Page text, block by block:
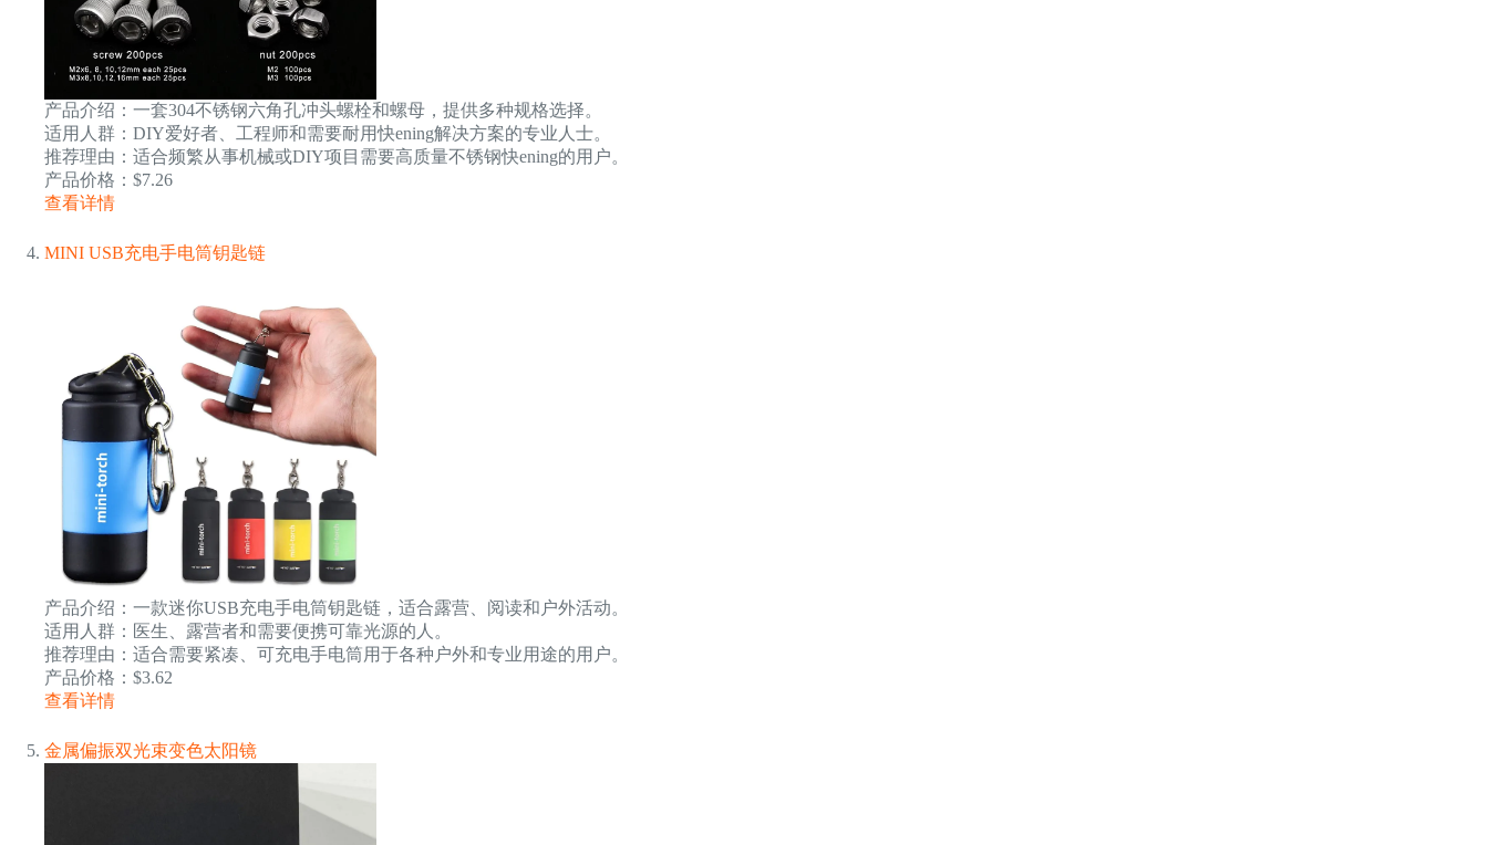
产品介绍：一套304不锈钢六角孔冲头螺栓和螺母，提供多种规格选择。
适用人群：DIY爱好者、工程师和需要耐用快ening解决方案的专业人士。
推荐理由：适合频繁从事机械或DIY项目需要高质量不锈钢快ening的用户。
产品价格：$7.26
查看详情
MINI USB充电手电筒钥匙链
产品介绍：一款迷你USB充电手电筒钥匙链，适合露营、阅读和户外活动。
适用人群：医生、露营者和需要便携可靠光源的人。
推荐理由：适合需要紧凑、可充电手电筒用于各种户外和专业用途的用户。
产品价格：$3.62
查看详情
金属偏振双光束变色太阳镜